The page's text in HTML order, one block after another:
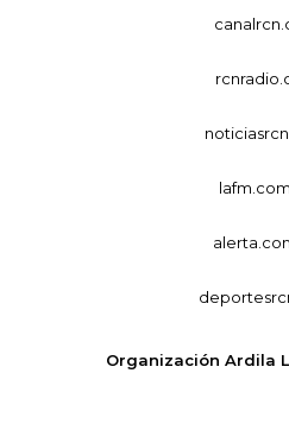
Organización Ardila